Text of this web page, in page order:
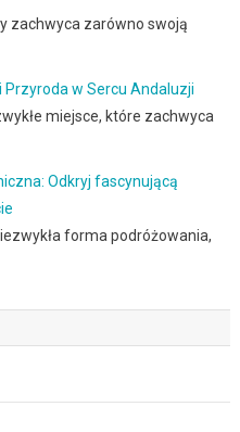
zachwyca zarówno swoją
Przyroda w Sercu Andaluzji
miejsce, które zachwyca
Odkryj fascynującą
forma podróżowania,